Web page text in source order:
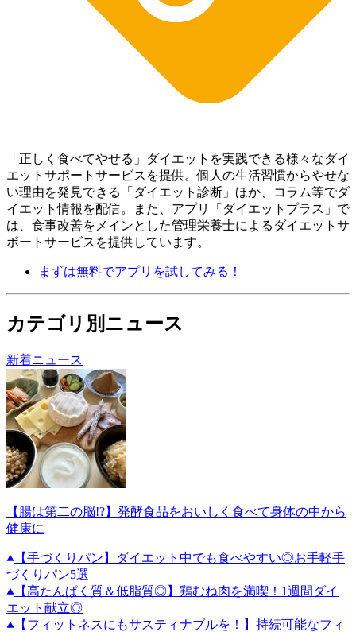
「正しく食べてやせる」ダイエットを実践できる様々なダイ
エットサポートサービスを提供。個人の生活習慣からやせな
い理由を発見できる「ダイエット診断」ほか、コラム等でダ
イエット情報を配信。 また、アプリ「ダイエットプラス」で
は、食事改善をメインとした管理栄養士によるダイエットサ
ポートサービスを提供しています。
まずは無料でアプリを試してみる！
カテゴリ別ニュース
新着ニュース
【腸は第二の脳!?】発酵食品をおいしく食べて身体の中から
健康に
【手づくりパン】ダイエット中でも食べやすい◎お手軽手
づくりパン5選
【高たんぱく質＆低脂質◎】鶏むね肉を満喫！1週間ダイ
エット献立◎
【フィットネスにもサスティナブルを！】持続可能なフィ